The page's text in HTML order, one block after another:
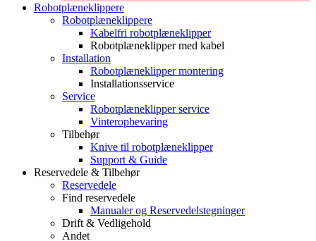
Robotplæneklippere
Robotplæneklippere
Kabelfri robotplæneklipper
Robotplæneklipper med kabel
Installation
Robotplæneklipper montering
Installationsservice
Service
Robotplæneklipper service
Vinteropbevaring
Tilbehør
Knive til robotplæneklipper
Support & Guide
Reservedele & Tilbehør
Reservedele
Find reservedele
Manualer og Reservedelstegninger
Drift & Vedligehold
Andet